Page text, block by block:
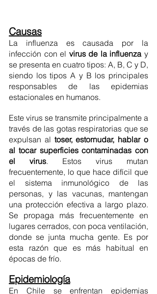
Causas
La influenza es causada por la
infección con el virus de la influenza y
se presenta en cuatro tipos: A, B, C y D,
siendo los tipos A y B los principales
responsables de las epidemias
estacionales en humanos.
Este virus se transmite principalmente a
través de las gotas respiratorias que se
expulsan al toser, estornudar, hablar o
al tocar superficies contaminadas con
el virus. Estos virus mutan
frecuentemente, lo que hace difícil que
el sistema inmunológico de las
personas, y las vacunas, mantengan
una protección efectiva a largo plazo.
Se propaga más frecuentemente en
lugares cerrados, con poca ventilación,
donde se junta mucha gente. Es por
esta razón que es más habitual en
épocas de frío.
Epidemiología
En Chile se enfrentan epidemias